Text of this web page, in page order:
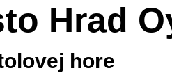
Hrad
hore